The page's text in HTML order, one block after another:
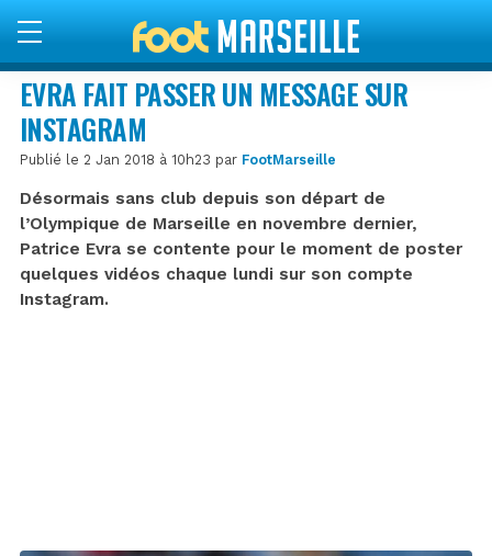
EVRA FAIT PASSER UN MESSAGE SUR
INSTAGRAM
Publié le 2 Jan 2018 à 10h23 par FootMarseille
Désormais sans club depuis son départ de
l’Olympique de Marseille en novembre dernier,
Patrice Evra se contente pour le moment de poster
quelques vidéos chaque lundi sur son compte
Instagram.